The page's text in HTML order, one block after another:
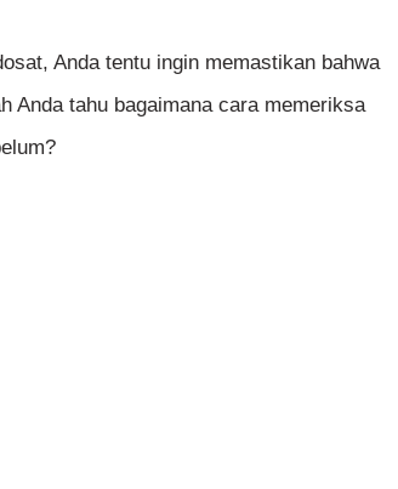
Anda tentu ingin memastikan bahwa
Anda tahu bagaimana cara memeriksa